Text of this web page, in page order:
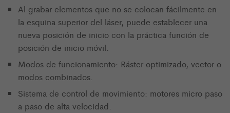
Al grabar elementos que no se colocan fácilmente en
la esquina superior del láser, puede establecer una
nueva posición de inicio con la práctica función de
posición de inicio móvil.
Modos de funcionamiento: Ráster optimizado, vector o
modos combinados.
Sistema de control de movimiento: motores micro paso
a paso de alta velocidad.